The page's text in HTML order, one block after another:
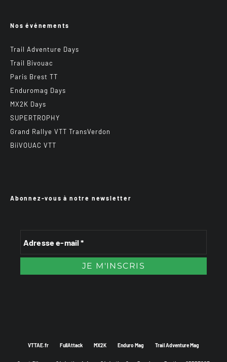
Nos événements
Trail Adventure Days
Trail Bivouac
Paris Brest TT
Enduromag Days
MX2K Days
SUPERTROPHY
Grand Rallye VTT TransVerdon
BiiVOUAC VTT
Abonnez-vous à notre newsletter
VTTAE.fr FullAttack MX2K Enduro Mag Trail Adventure Mag